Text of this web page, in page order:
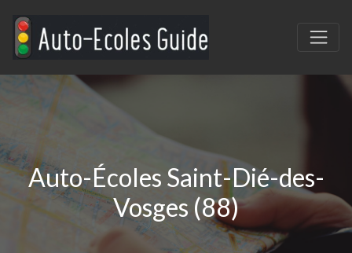
Auto-Écoles Saint-Dié-des-
Vosges (88)